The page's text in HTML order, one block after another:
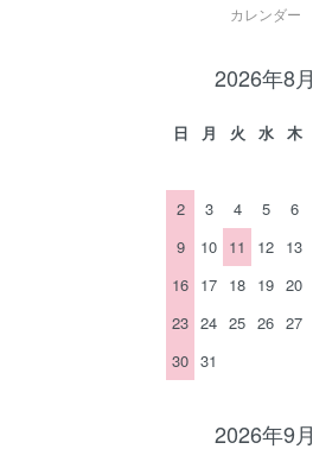
カレンダー
2026年8月
日 月 火 水 木
2
3 4 5 6
9
10 11 12 13
16 17 18 19 20
23 24 25 26 27
30 31
2026年9月